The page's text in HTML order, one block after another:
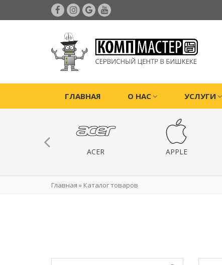
ГЛАВНАЯ О НАС УСЛУГИ
ACER APPLE
Главная » Каталог товаров